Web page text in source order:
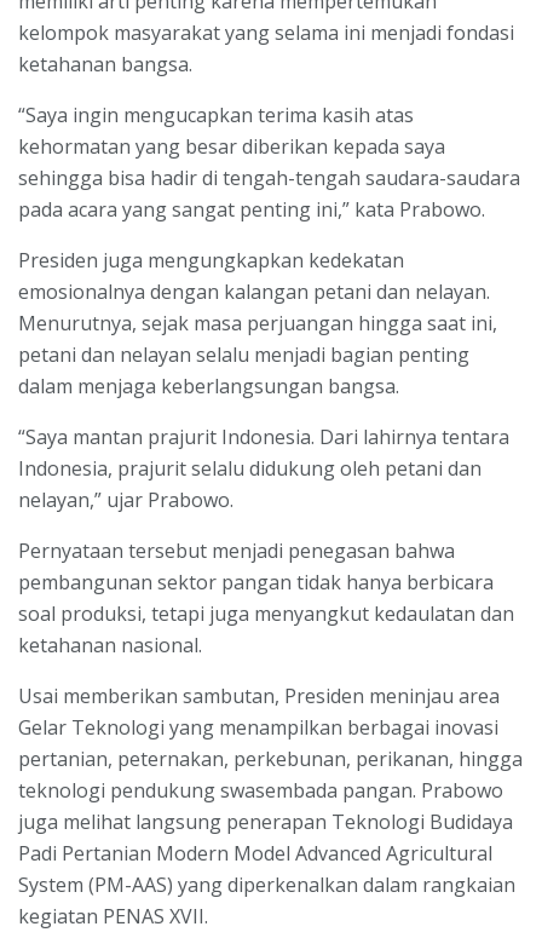
kelompok masyarakat yang selama ini menjadi fondasi
ketahanan bangsa.
“Saya ingin mengucapkan terima kasih atas
kehormatan yang besar diberikan kepada saya
sehingga bisa hadir di tengah-tengah saudara-saudara
pada acara yang sangat penting ini,” kata Prabowo.
Presiden juga mengungkapkan kedekatan
emosionalnya dengan kalangan petani dan nelayan.
Menurutnya, sejak masa perjuangan hingga saat ini,
petani dan nelayan selalu menjadi bagian penting
dalam menjaga keberlangsungan bangsa.
“Saya mantan prajurit Indonesia. Dari lahirnya tentara
Indonesia, prajurit selalu didukung oleh petani dan
nelayan,” ujar Prabowo.
Pernyataan tersebut menjadi penegasan bahwa
pembangunan sektor pangan tidak hanya berbicara
soal produksi, tetapi juga menyangkut kedaulatan dan
ketahanan nasional.
Usai memberikan sambutan, Presiden meninjau area
Gelar Teknologi yang menampilkan berbagai inovasi
pertanian, peternakan, perkebunan, perikanan, hingga
teknologi pendukung swasembada pangan. Prabowo
juga melihat langsung penerapan Teknologi Budidaya
Padi Pertanian Modern Model Advanced Agricultural
System (PM-AAS) yang diperkenalkan dalam rangkaian
kegiatan PENAS XVII.